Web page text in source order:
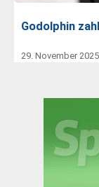
Godolphin
29. November 2025